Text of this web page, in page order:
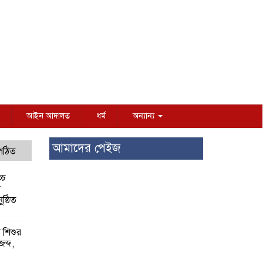
আইন আদালত ধর্ম অন্যান্য
শিশুর
আমাদের পেইজ